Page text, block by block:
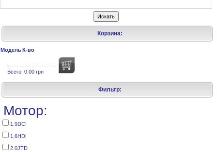
Корзина:
Модель К-во
Всего: 0.00 грн
Фильтр:
Мотор:
1.9DCI
1.6HDI
2.0JTD